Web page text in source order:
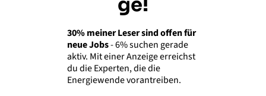
ge!
30% meiner Leser sind offen für
neue Jobs - 6% suchen gerade
aktiv. Mit einer Anzeige erreichst
du die Experten, die die
Energiewende vorantreiben.